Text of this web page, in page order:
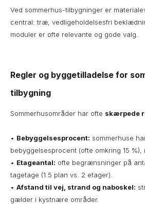
Ved sommerhus-tilbygninger er
central: træ, vedligeholdelsesfri
moduler er ofte relevante og gode valg.
Regler og byggetilladelse for
tilbygning
Sommerhusområder har ofte skærpede
• Bebyggelsesprocent: sommerhuse
bebyggelsesprocent (ofte omkring 15 %),
• Etageantal: ofte begrænsninger på
tagetage (1.5 plan vs. 2 etager).
• Afstand til vej, strand og naboskel:
gælder i kystnære områder.